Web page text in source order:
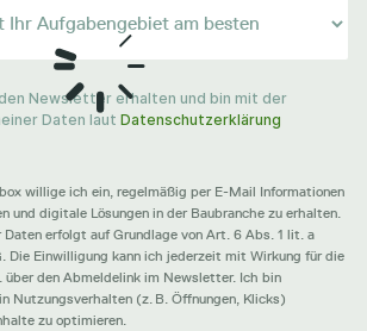
Newsletter erhalten und bin mit der
Daten laut Datenschutzerklärung
willige ich ein, regelmäßig per E-Mail Informationen
und digitale Lösungen in der Baubranche zu erhalten.
Daten erfolgt auf Grundlage von Art. 6 Abs. 1 lit. a
Die Einwilligung kann ich jederzeit mit Wirkung für die
über den Abmeldelink im Newsletter. Ich bin
Nutzungsverhalten (z. B. Öffnungen, Klicks)
zu optimieren.